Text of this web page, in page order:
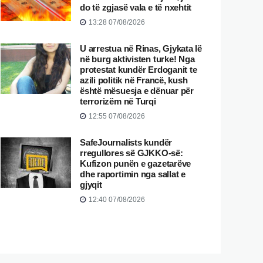
do të zgjasë vala e të nxehtit
13:28 07/08/2026
U arrestua në Rinas, Gjykata lë
në burg aktivisten turke! Nga
protestat kundër Erdoganit te
azili politik në Francë, kush
është mësuesja e dënuar për
terrorizëm në Turqi
12:55 07/08/2026
SafeJournalists kundër
rregullores së GJKKO-së:
Kufizon punën e gazetarëve
dhe raportimin nga sallat e
gjyqit
12:40 07/08/2026